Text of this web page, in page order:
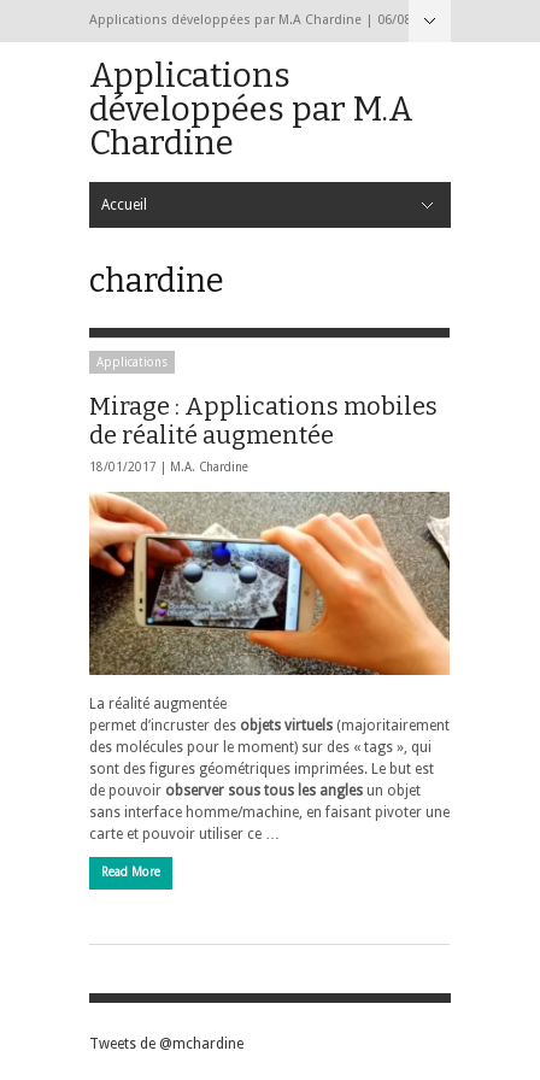
Applications développées par M.A Chardine | 06/08/2026
Applications
développées par M.A
Chardine
Accueil
chardine
Applications
Mirage : Applications mobiles
de réalité augmentée
18/01/2017 | M.A. Chardine
La réalité augmentée
permet d’incruster des objets virtuels (majoritairement
des molécules pour le moment) sur des « tags », qui
sont des figures géométriques imprimées. Le but est
de pouvoir observer sous tous les angles un objet
sans interface homme/machine, en faisant pivoter une
carte et pouvoir utiliser ce …
Read More
Tweets de @mchardine